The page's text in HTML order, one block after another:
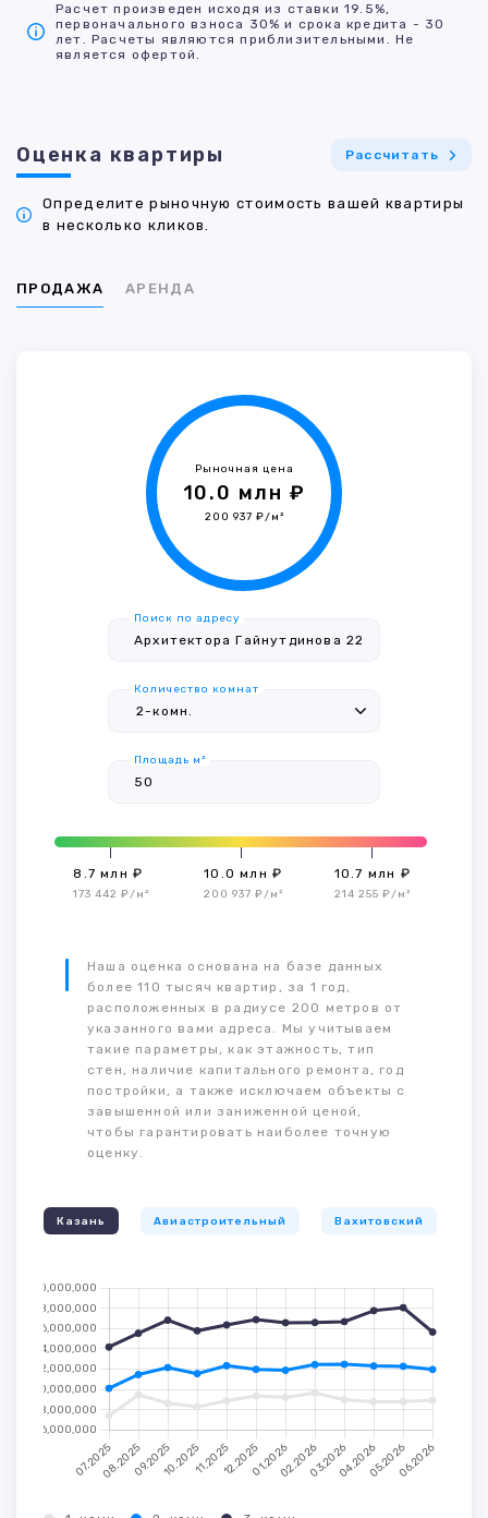
Расчет произведен исходя из ставки 19.5%,
первоначального взноса 30% и срока кредита - 30
лет. Расчеты являются приблизительными. Не
является офертой.
Оценка квартиры Рассчитать
Определите рыночную стоимость вашей квартиры
в несколько кликов.
ПРОДАЖА АРЕНДА
Рыночная цена
10.0 млн ₽
200 937 ₽/м²
Поиск по адресу
Количество комнат
Площадь м²
8.7 млн ₽
173 442 ₽/м²
10.0 млн ₽
200 937 ₽/м²
10.7 млн ₽
214 255 ₽/м²
Наша оценка основана на базе данных
более 110 тысяч квартир, за 1 год,
расположенных в радиусе 200 метров от
указанного вами адреса. Мы учитываем
такие параметры, как этажность, тип
стен, наличие капитального ремонта, год
постройки, а также исключаем объекты с
завышенной или заниженной ценой,
чтобы гарантировать наиболее точную
оценку.
Казань Авиастроительный Вахитовский